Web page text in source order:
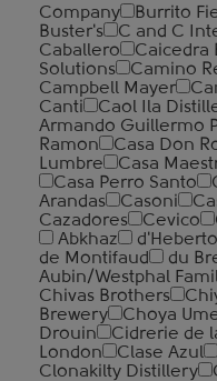
Company
Burrito
Buster's
C and C
Caballero
Caicedra
Solutions
Camino
Campbell Mayer
Canti
Caol Ila
Armando Guillermo
Ramon
Casa Don
Lumbre
Casa
Casa Perro Santo
Arandas
Casoni
Cazadores
Cevico
Abkhaz
d'Heberto
de Montifaud
du
Aubin/Westphal
Chivas Brothers
Brewery
Choya
Drouin
Cidrerie de
London
Clase Azul
Clonakilty Distillery